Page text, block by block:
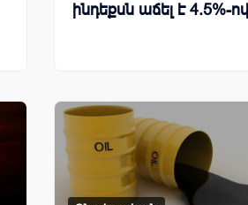
ինդեքսն աճել է 4.5%-ով